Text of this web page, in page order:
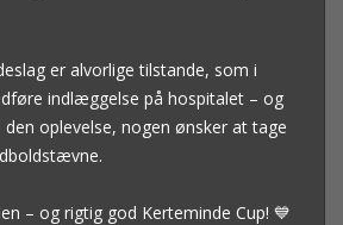
er alvorlige tilstande, som i
indlæggelse på hospitalet – og
oplevelse, nogen ønsker at tage
– og rigtig god Kerteminde Cup! 💙